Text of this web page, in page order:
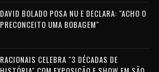
DAVID BOLADO POSA NU E DECLARA: "ACHO O
PRECONCEITO UMA BOBAGEM"
RACIONAIS CELEBRA "3 DÉCADAS DE